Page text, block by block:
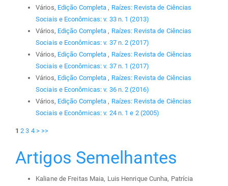
Vários, Edição Completa, Raízes: Revista de Ciências
Sociais e Econômicas: v. 33 n. 1 (2013)
Vários, Edição Completa, Raízes: Revista de Ciências
Sociais e Econômicas: v. 37 n. 2 (2017)
Vários, Edição Completa, Raízes: Revista de Ciências
Sociais e Econômicas: v. 37 n. 1 (2017)
Vários, Edição Completa, Raízes: Revista de Ciências
Sociais e Econômicas: v. 36 n. 2 (2016)
Vários, Edição Completa, Raízes: Revista de Ciências
Sociais e Econômicas: v. 24 n. 1 e 2 (2005)
1 2 3 4 > >>
Artigos Semelhantes
Kaliane de Freitas Maia, Luis Henrique Cunha, Patrícia